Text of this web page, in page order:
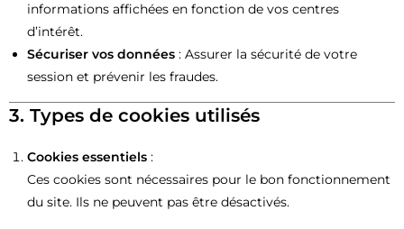
informations affichées en fonction de vos centres
d’intérêt.
Sécuriser vos données : Assurer la sécurité de votre
session et prévenir les fraudes.
3. Types de cookies utilisés
Cookies essentiels :
Ces cookies sont nécessaires pour le bon fonctionnement
du site. Ils ne peuvent pas être désactivés.